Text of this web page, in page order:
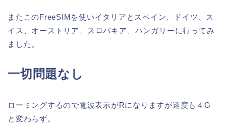
またこのFreeSIMを使いイタリアとスペイン、ドイツ、ス
イス、 オーストリア、スロバキア、ハンガリーに行ってみ
ました。
一切問題なし
ローミングするので電波表示がRになりますが速度も４G
と変わらず。